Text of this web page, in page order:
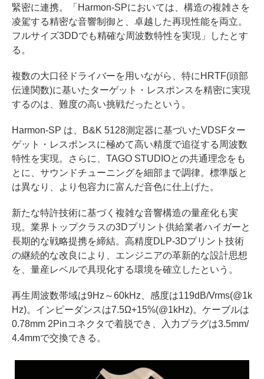
緊密に連携。「Harmon-SPにおいては、構造の複雑さを
凌駕する精密な音響制御と、卓越した再現性能を両立。
フルサイズ3DDでも精確な周波数特性を実現」したとす
る。
複数の大口径ドライバーを用いながら、特にHRTF(頭部
伝達関数)に基いたターゲット・レスポンスを精密に実現
するのは、難度の高い挑戦だったという。
Harmon-SP は、B&K 5128測定器に基づいたVDSFター
ゲット・レスポンスに極めて高い精度で追従する周波数
特性を実現。さらに、TAGO STUDIOとの共通理念をも
とに、サウンドチューニングを細部まで調律。標準版と
は異なり、より包容力に富んだ音色に仕上げた。
新たな特許技術に基づく複雑な音響構造の量産化も実
現。業界トップクラスの3Dプリント供給業者ハイガーと
長期的な戦略提携を締結。高精度DLP-3Dプリント技術
の継続的な改良により、エンジニアの革新的な設計思想
を、量産レベルで具現化する環境を確立したという。
再生周波数帯域は9Hz～60kHz、感度は119dB/Vrms(@1k
Hz)。インピーダンスは7.5Ω+15%(@1kHz)。ケーブルは
0.78mm 2Pinコネクタで着脱でき、入力プラグは3.5mm/
4.4mmで交換できる。